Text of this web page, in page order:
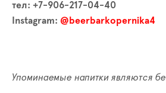
тел: +7-906-217-04-40
Instagram: @beerbarkopernika4
Упоминаемые напитки являются